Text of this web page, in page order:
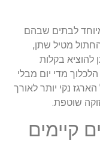
לבתים שבהם
מטיל שתן,
להוציא בקלות
הלכלוך מדי יום מבלי
הארגז נקי יותר לאורך
שוטפת.
קיימים